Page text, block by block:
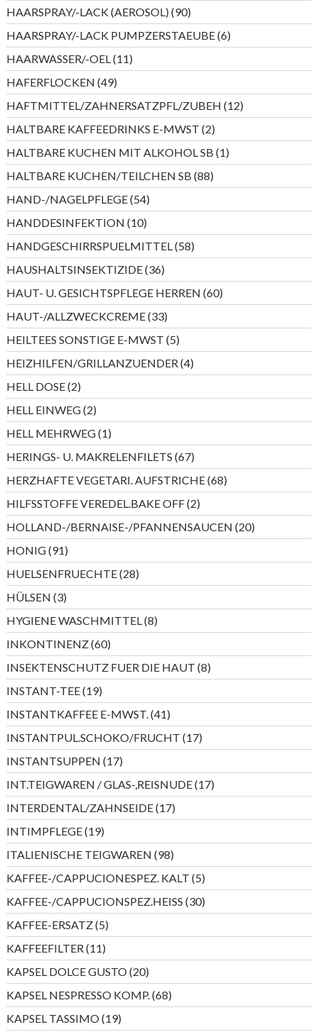
Produkte
HAARSPRAY/-LACK (AEROSOL) 9090
Produkte
HAARSPRAY/-LACK PUMPZERSTAEUBE 66
Produkte
HAARWASSER/-OEL 1111
Produkte
HAFERFLOCKEN 4949
Produkte
HAFTMITTEL/ZAHNERSATZPFL/ZUBEH 1212
Produkte
HALTBARE KAFFEEDRINKS E-MWST 22
Produkte
HALTBARE KUCHEN MIT ALKOHOL SB 11
Produkt
HALTBARE KUCHEN/TEILCHEN SB 8888
Produkte
HAND-/NAGELPFLEGE 5454
Produkte
HANDDESINFEKTION 1010
Produkte
HANDGESCHIRRSPUELMITTEL 5858
Produkte
HAUSHALTSINSEKTIZIDE 3636
Produkte
HAUT- U. GESICHTSPFLEGE HERREN 6060
Produkte
HAUT-/ALLZWECKCREME 3333
Produkte
HEILTEES SONSTIGE E-MWST 55
Produkte
HEIZHILFEN/GRILLANZUENDER 44
Produkte
HELL DOSE 22
Produkte
HELL EINWEG 22
Produkte
HELL MEHRWEG 11
Produkt
HERINGS- U. MAKRELENFILETS 6767
Produkte
HERZHAFTE VEGETARI. AUFSTRICHE 6868
Produkte
HILFSSTOFFE VEREDEL.BAKE OFF 22
Produkte
HOLLAND-/BERNAISE-/PFANNENSAUCEN 2020
Produkte
HONIG 9191
Produkte
HUELSENFRUECHTE 2828
Produkte
HÜLSEN 33
Produkte
HYGIENE WASCHMITTEL 88
Produkte
INKONTINENZ 6060
Produkte
INSEKTENSCHUTZ FUER DIE HAUT 88
Produkte
INSTANT-TEE 1919
Produkte
INSTANTKAFFEE E-MWST. 4141
Produkte
INSTANTPUL.SCHOKO/FRUCHT 1717
Produkte
INSTANTSUPPEN 1717
Produkte
INT.TEIGWAREN / GLAS-,REISNUDE 1717
Produkte
INTERDENTAL/ZAHNSEIDE 1717
Produkte
INTIMPFLEGE 1919
Produkte
ITALIENISCHE TEIGWAREN 9898
Produkte
KAFFEE-/CAPPUCIONESPEZ. KALT 55
Produkte
KAFFEE-/CAPPUCIONSPEZ.HEISS 3030
Produkte
KAFFEE-ERSATZ 55
Produkte
KAFFEEFILTER 1111
Produkte
KAPSEL DOLCE GUSTO 2020
Produkte
KAPSEL NESPRESSO KOMP. 6868
Produkte
KAPSEL TASSIMO 1919